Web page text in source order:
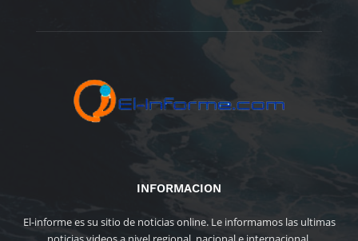
INFORMACION
El-informe es su sitio de noticias online. Le informamos las ultimas